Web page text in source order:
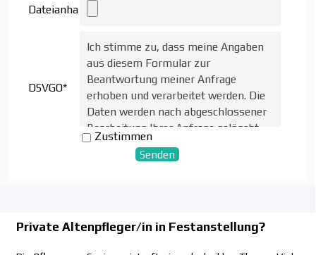
Dateianhang
DSVGO*
Ich stimme zu, dass meine Angaben
aus diesem Formular zur
Beantwortung meiner Anfrage
erhoben und verarbeitet werden. Die
Daten werden nach abgeschlossener
Bearbeitung Ihrer Anfrage gelöscht.
Hinweis: Sie können Ihre Einwilligung
jederzeit für die Zukunft per E-Mail
derDatenschutzerklärung.
Zustimmen
Private Altenpfleger/in in Festanstellung?